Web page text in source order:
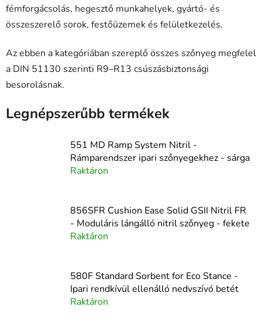
fémforgácsolás, hegesztő munkahelyek, gyártó- és
összeszerelő sorok, festőüzemek és felületkezelés.
Az ebben a kategóriában szereplő összes szőnyeg megfelel
a DIN 51130 szerinti R9–R13 csúszásbiztonsági
besorolásnak.
Legnépszerűbb termékek
551 MD Ramp System Nitril -
Rámparendszer ipari szőnyegekhez - sárga
Raktáron
856SFR Cushion Ease Solid GSII Nitril FR
- Moduláris lángálló nitril szőnyeg - fekete
Raktáron
580F Standard Sorbent for Eco Stance -
Ipari rendkívül ellenálló nedvszívó betét
Raktáron